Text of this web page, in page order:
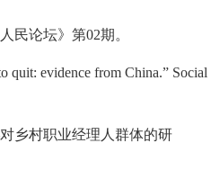
民论坛》第02期。
quit: evidence from China.” Social
乡村职业经理人群体的研